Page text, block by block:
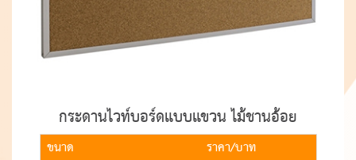
กระดานไวท์บอร์ดแบบแขวน ไม้ชานอ้อย
ขนาด ราคา/บาท